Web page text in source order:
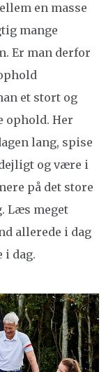
en masse
mange
Er man derfor
et stort og
ophold. Her
lang, spise
og være i
på det store
Læs meget
allerede i dag
i dag.